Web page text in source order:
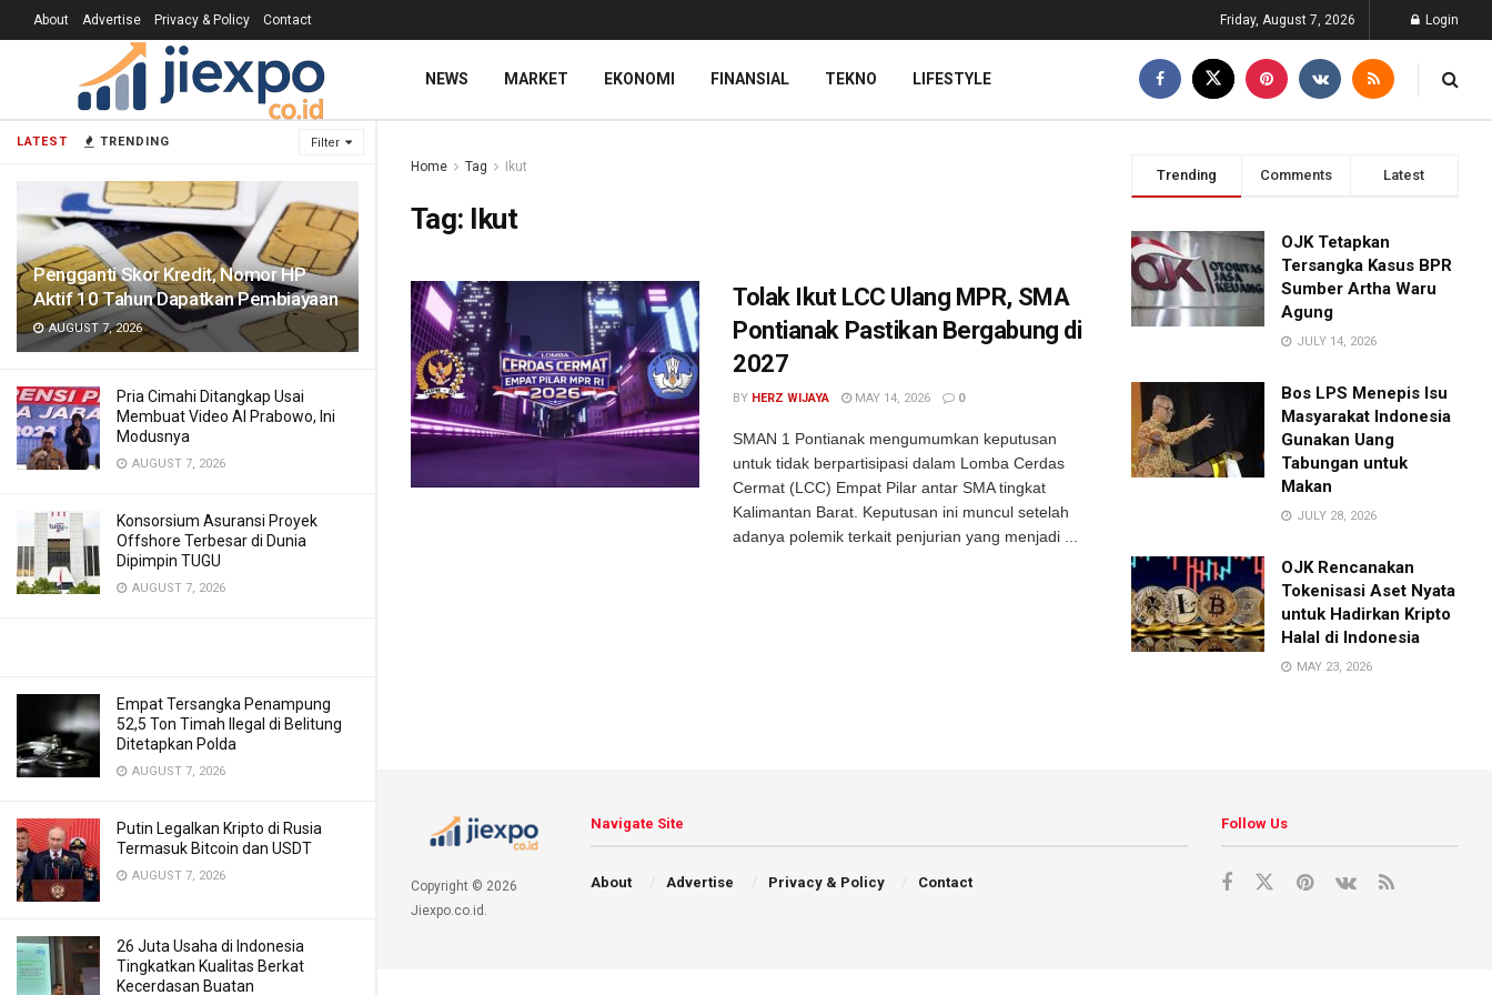
LATEST TRENDING Filter
Pengganti Skor Kredit, Nomor HP
Aktif 10 Tahun Dapatkan Pembiayaan
AUGUST 7, 2026
Pria Cimahi Ditangkap Usai
Membuat Video AI Prabowo, Ini
Modusnya
AUGUST 7, 2026
Konsorsium Asuransi Proyek
Offshore Terbesar di Dunia
Dipimpin TUGU
AUGUST 7, 2026
Empat Tersangka Penampung
52,5 Ton Timah Ilegal di Belitung
Ditetapkan Polda
AUGUST 7, 2026
Putin Legalkan Kripto di Rusia
Termasuk Bitcoin dan USDT
AUGUST 7, 2026
26 Juta Usaha di Indonesia
Tingkatkan Kualitas Berkat
Kecerdasan Buatan
About Advertise Privacy & Policy Contact Friday, August 7, 2026 Login
NEWS MARKET EKONOMI FINANSIAL TEKNO LIFESTYLE
Home Tag Ikut
Tag: Ikut
Tolak Ikut LCC Ulang MPR, SMA
Pontianak Pastikan Bergabung di
2027
BY HERZ WIJAYA MAY 14, 2026 0
SMAN 1 Pontianak mengumumkan keputusan
untuk tidak berpartisipasi dalam Lomba Cerdas
Cermat (LCC) Empat Pilar antar SMA tingkat
Kalimantan Barat. Keputusan ini muncul setelah
adanya polemik terkait penjurian yang menjadi ...
Trending Comments Latest
OJK Tetapkan
Tersangka Kasus BPR
Sumber Artha Waru
Agung
JULY 14, 2026
Bos LPS Menepis Isu
Masyarakat Indonesia
Gunakan Uang
Tabungan untuk
Makan
JULY 28, 2026
OJK Rencanakan
Tokenisasi Aset Nyata
untuk Hadirkan Kripto
Halal di Indonesia
MAY 23, 2026
Copyright © 2026
Jiexpo.co.id.
Navigate Site
About Advertise Privacy & Policy Contact
Follow Us